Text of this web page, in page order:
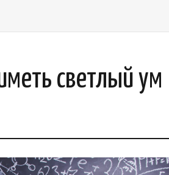
светлый ум